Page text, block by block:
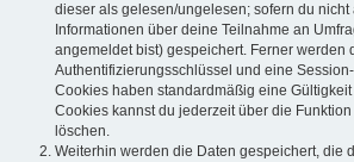
dieser als gelesen/ungelesen; sofern du
Informationen über deine Teilnahme an
angemeldet bist) gespeichert. Ferner werden
Authentifizierungsschlüssel und eine
Cookies haben standardmäßig eine Gültigkeit
Cookies kannst du jederzeit über die Funktion
löschen.
Weiterhin werden die Daten gespeichert, die